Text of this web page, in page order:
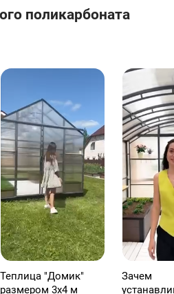
поликарбоната
Теплица "Домик"
размером 3х4 м
Зачем